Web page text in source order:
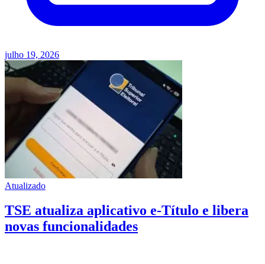
julho 19, 2026
Atualizado
TSE atualiza aplicativo e-Título e libera
novas funcionalidades